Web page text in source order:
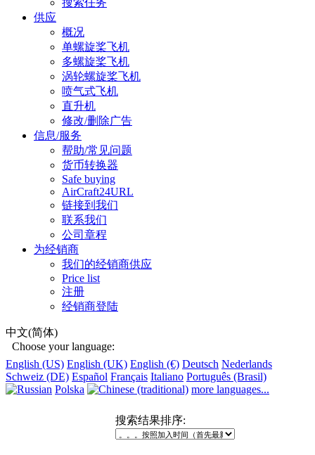
供应
概况
单螺旋桨飞机
多螺旋桨飞机
涡轮螺旋桨飞机
喷气式飞机
直升机
修改/删除广告
信息/服务
帮助/常见问题
货币转换器
Safe buying
AirCraft24URL
链接到我们
联系我们
公司章程
为经销商
我们的经销商供应
Price list
注册
经销商登陆
中文(简体)
Choose your language:
English (US) English (UK) English (€) Deutsch Nederlands
Schweiz (DE) Español Français Italiano Português (Brasil)
Polska
more languages...
搜索结果排序: